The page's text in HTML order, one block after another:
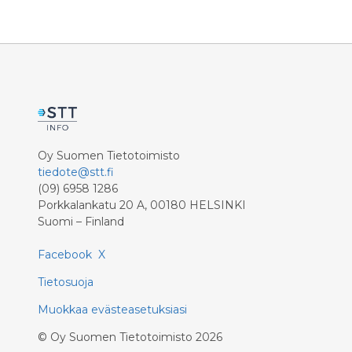
Oy Suomen Tietotoimisto
tiedote@stt.fi
(09) 6958 1286
Porkkalankatu 20 A, 00180 HELSINKI
Suomi – Finland
Facebook X
Tietosuoja
Muokkaa evästeasetuksiasi
© Oy Suomen Tietotoimisto 2026